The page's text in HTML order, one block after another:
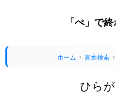
「ぺ」で
ホーム 言葉検索
ひらが